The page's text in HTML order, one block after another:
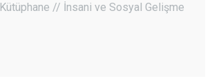
Kütüphane // İnsani ve Sosyal Gelişme